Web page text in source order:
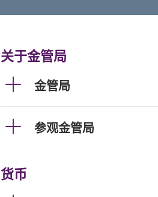
关于金管局
金管局
参观金管局
货币